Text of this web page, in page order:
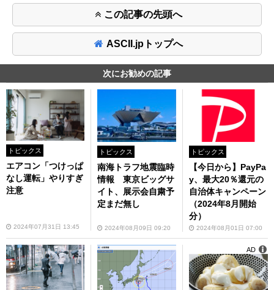
この記事の先頭へ
ASCII.jpトップへ
次にお勧めの記事
トピックス
エアコン「つけっぱ
なし運転」やりすぎ
注意
2024年07月31日 13:45
トピックス
南海トラフ地震臨時
情報 東京ビッグサ
イト、展示会自粛予
定まだ無し
2024年08月09日 09:20
トピックス
【今日から】PayPa
y、最大20％還元の
自治体キャンペーン
（2024年8月開始
分）
2024年08月01日 07:00
AD